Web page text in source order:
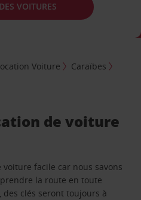
VOITURES
Voiture
Caraïbes
de voiture
facile car nous savons
la route en toute
clés seront toujours à